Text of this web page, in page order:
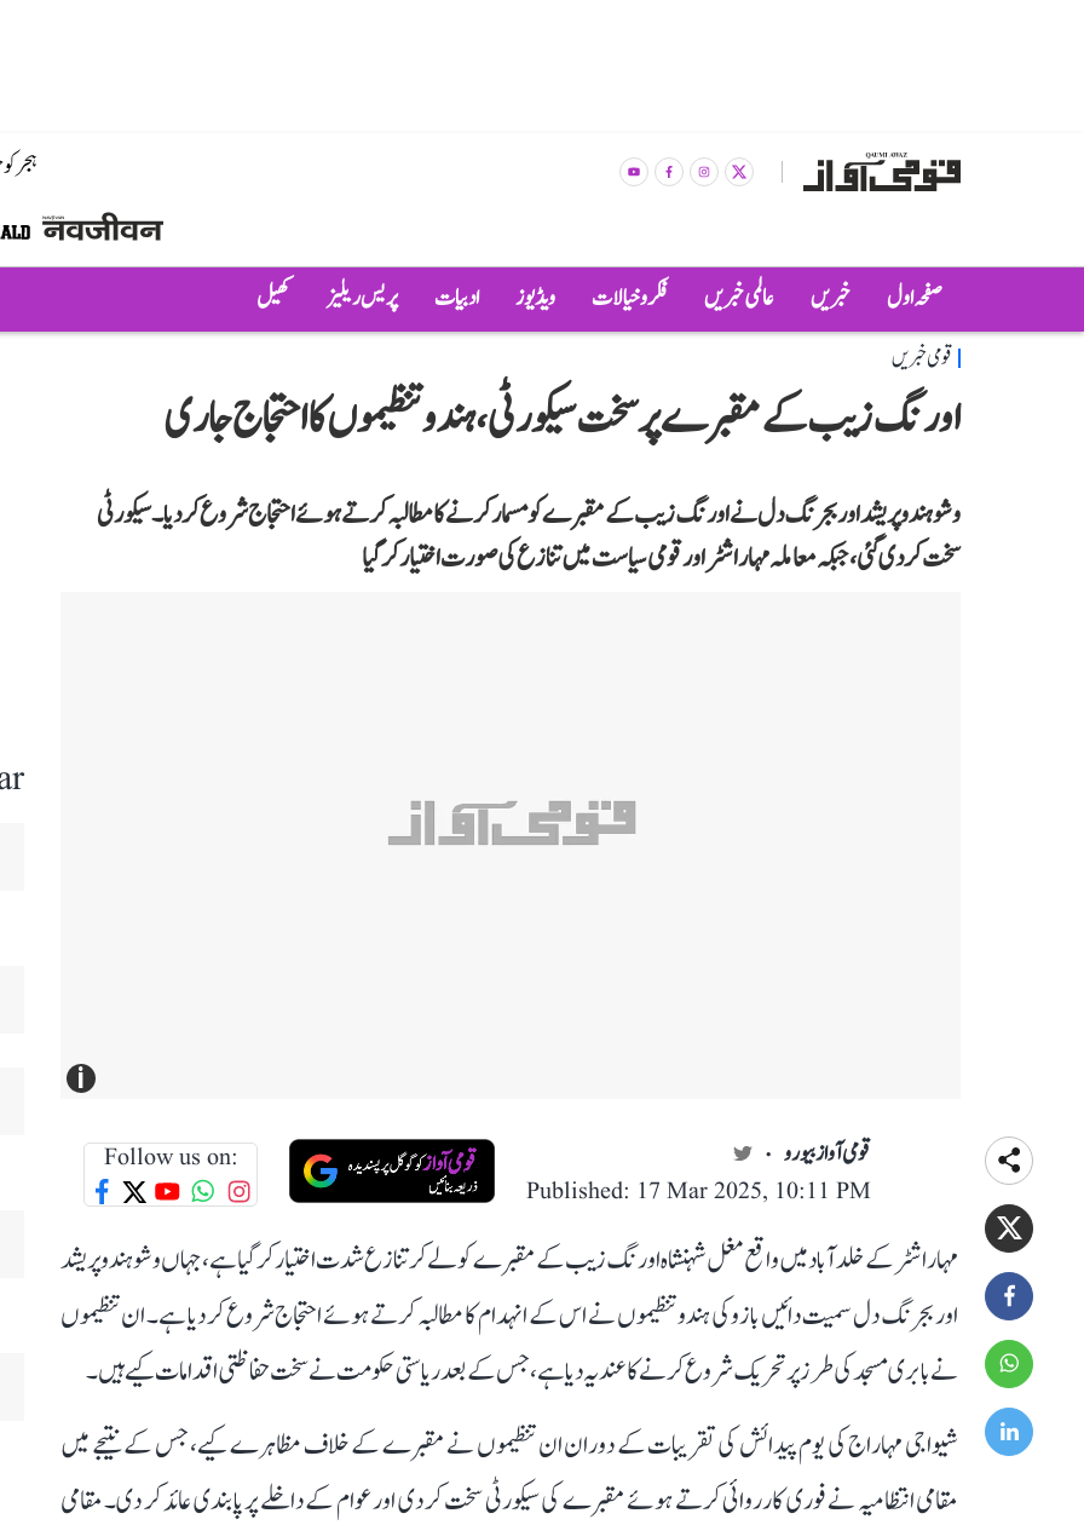
ہجر
صفحہ اول خبریں عالمی خبریں فکر و خیالات ویڈیوز ادبیات پریس ریلیز کھیل
قومی خبریں
اورنگ زیب کے مقبرے پر سخت سیکورٹی، ہندو تنظیموں کا احتجاج جاری
وشو ہندو پریشد اور بجرنگ دل نے اورنگ زیب کے مقبرے کو مسمار کرنے کا مطالبہ کرتے ہوئے احتجاج شروع کر دیا۔ سیکورٹی
سخت کر دی گئی، جبکہ معاملہ مہاراشٹر اور قومی سیاست میں تنازع کی صورت اختیار کر گیا
i
قومی آواز بیورو
Published: 17 Mar 2025, 10:11 PM
Follow us on:
مہاراشٹر کے خلد آباد میں واقع مغل شہنشاہ اورنگ زیب کے مقبرے کو لے کر تنازع شدت اختیار کر گیا ہے، جہاں وشو ہندو پریشد
اور بجرنگ دل سمیت دائیں بازو کی ہندو تنظیموں نے اس کے انہدام کا مطالبہ کرتے ہوئے احتجاج شروع کر دیا ہے۔ ان تنظیموں
نے بابری مسجد کی طرز پر تحریک شروع کرنے کا عندیہ دیا ہے، جس کے بعد ریاستی حکومت نے سخت حفاظتی اقدامات کیے ہیں۔
شیواجی مہاراج کی یوم پیدائش کی تقریبات کے دوران ان تنظیموں نے مقبرے کے خلاف مظاہرے کیے، جس کے نتیجے میں
مقامی انتظامیہ نے فوری کارروائی کرتے ہوئے مقبرے کی سیکورٹی سخت کر دی اور عوام کے داخلے پر پابندی عائد کر دی۔ مقامی